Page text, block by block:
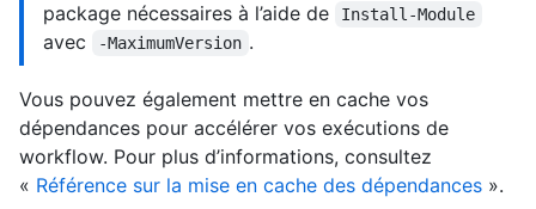
package nécessaires à l’aide de
Install-Module
avec -MaximumVersion .
Vous pouvez également mettre en cache vos
dépendances pour accélérer vos exécutions de
workflow. Pour plus d’informations, consultez
« Référence sur la mise en cache des dépendances ».